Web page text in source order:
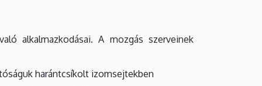
alkalmazkodásai. A mozgás szerveinek
harántcsíkolt izomsejtekben